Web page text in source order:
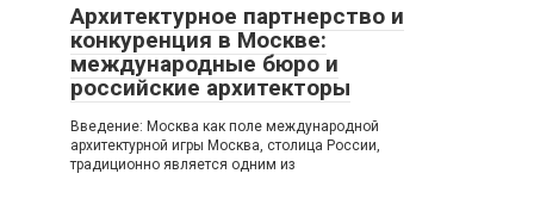
Архитектурное партнерство и
конкуренция в Москве:
международные бюро и
российские архитекторы
Введение: Москва как поле международной
архитектурной игры Москва, столица России,
традиционно является одним из